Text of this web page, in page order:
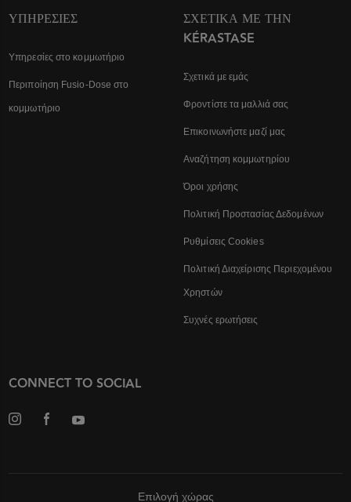
ΥΠΗΡΕΣΊΕΣ
Υπηρεσίες στο κομμωτήριο
Περιποίηση Fusio-Dose στο
κομμωτήριο
ΣΧΕΤΙΚΆ ΜΕ ΤΗΝ
KÉRASTASE
Σχετικά με εμάς
Φροντίστε τα μαλλιά σας
Επικοινωνήστε μαζί μας
Αναζήτηση κομμωτηρίου
Όροι χρήσης
Πολιτική Προστασίας Δεδομένων
Ρυθμίσεις Cookies
Πολιτική Διαχείρισης Περιεχομένου
Χρηστών
Συχνές ερωτήσεις
CONNECT TO SOCIAL
Επιλογή χώρας